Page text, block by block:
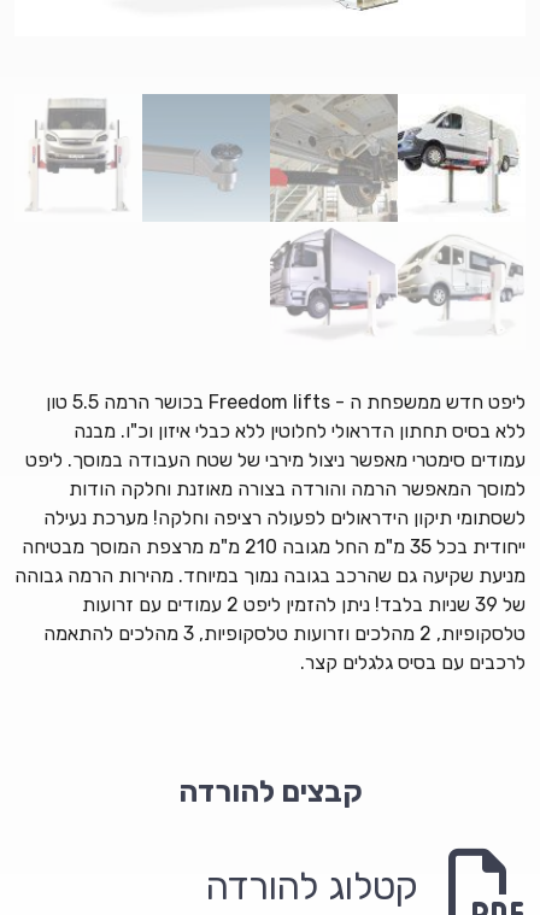
ליפט חדש ממשפחת ה - Freedom lifts בכושר הרמה 5.5 טון
ללא בסיס תחתון הדראולי לחלוטין ללא כבלי איזון וכ"ו. מבנה
עמודים סימטרי מאפשר ניצול מירבי של שטח העבודה במוסך. ליפט
למוסך המאפשר הרמה והורדה בצורה מאוזנת וחלקה הודות
לשסתומי תיקון הידראולים לפעולה רציפה וחלקה! מערכת נעילה
ייחודית בכל 35 מ"מ החל מגובה 210 מ"מ מרצפת המוסך מבטיחה
מניעת שקיעה גם שהרכב בגובה נמוך במיוחד. מהירות הרמה גבוהה
של 39 שניות בלבד! ניתן להזמין ליפט 2 עמודים עם זרועות
טלסקופיות, 2 מהלכים וזרועות טלסקופיות, 3 מהלכים להתאמה
לרכבים עם בסיס גלגלים קצר.
קבצים להורדה
קטלוג להורדה